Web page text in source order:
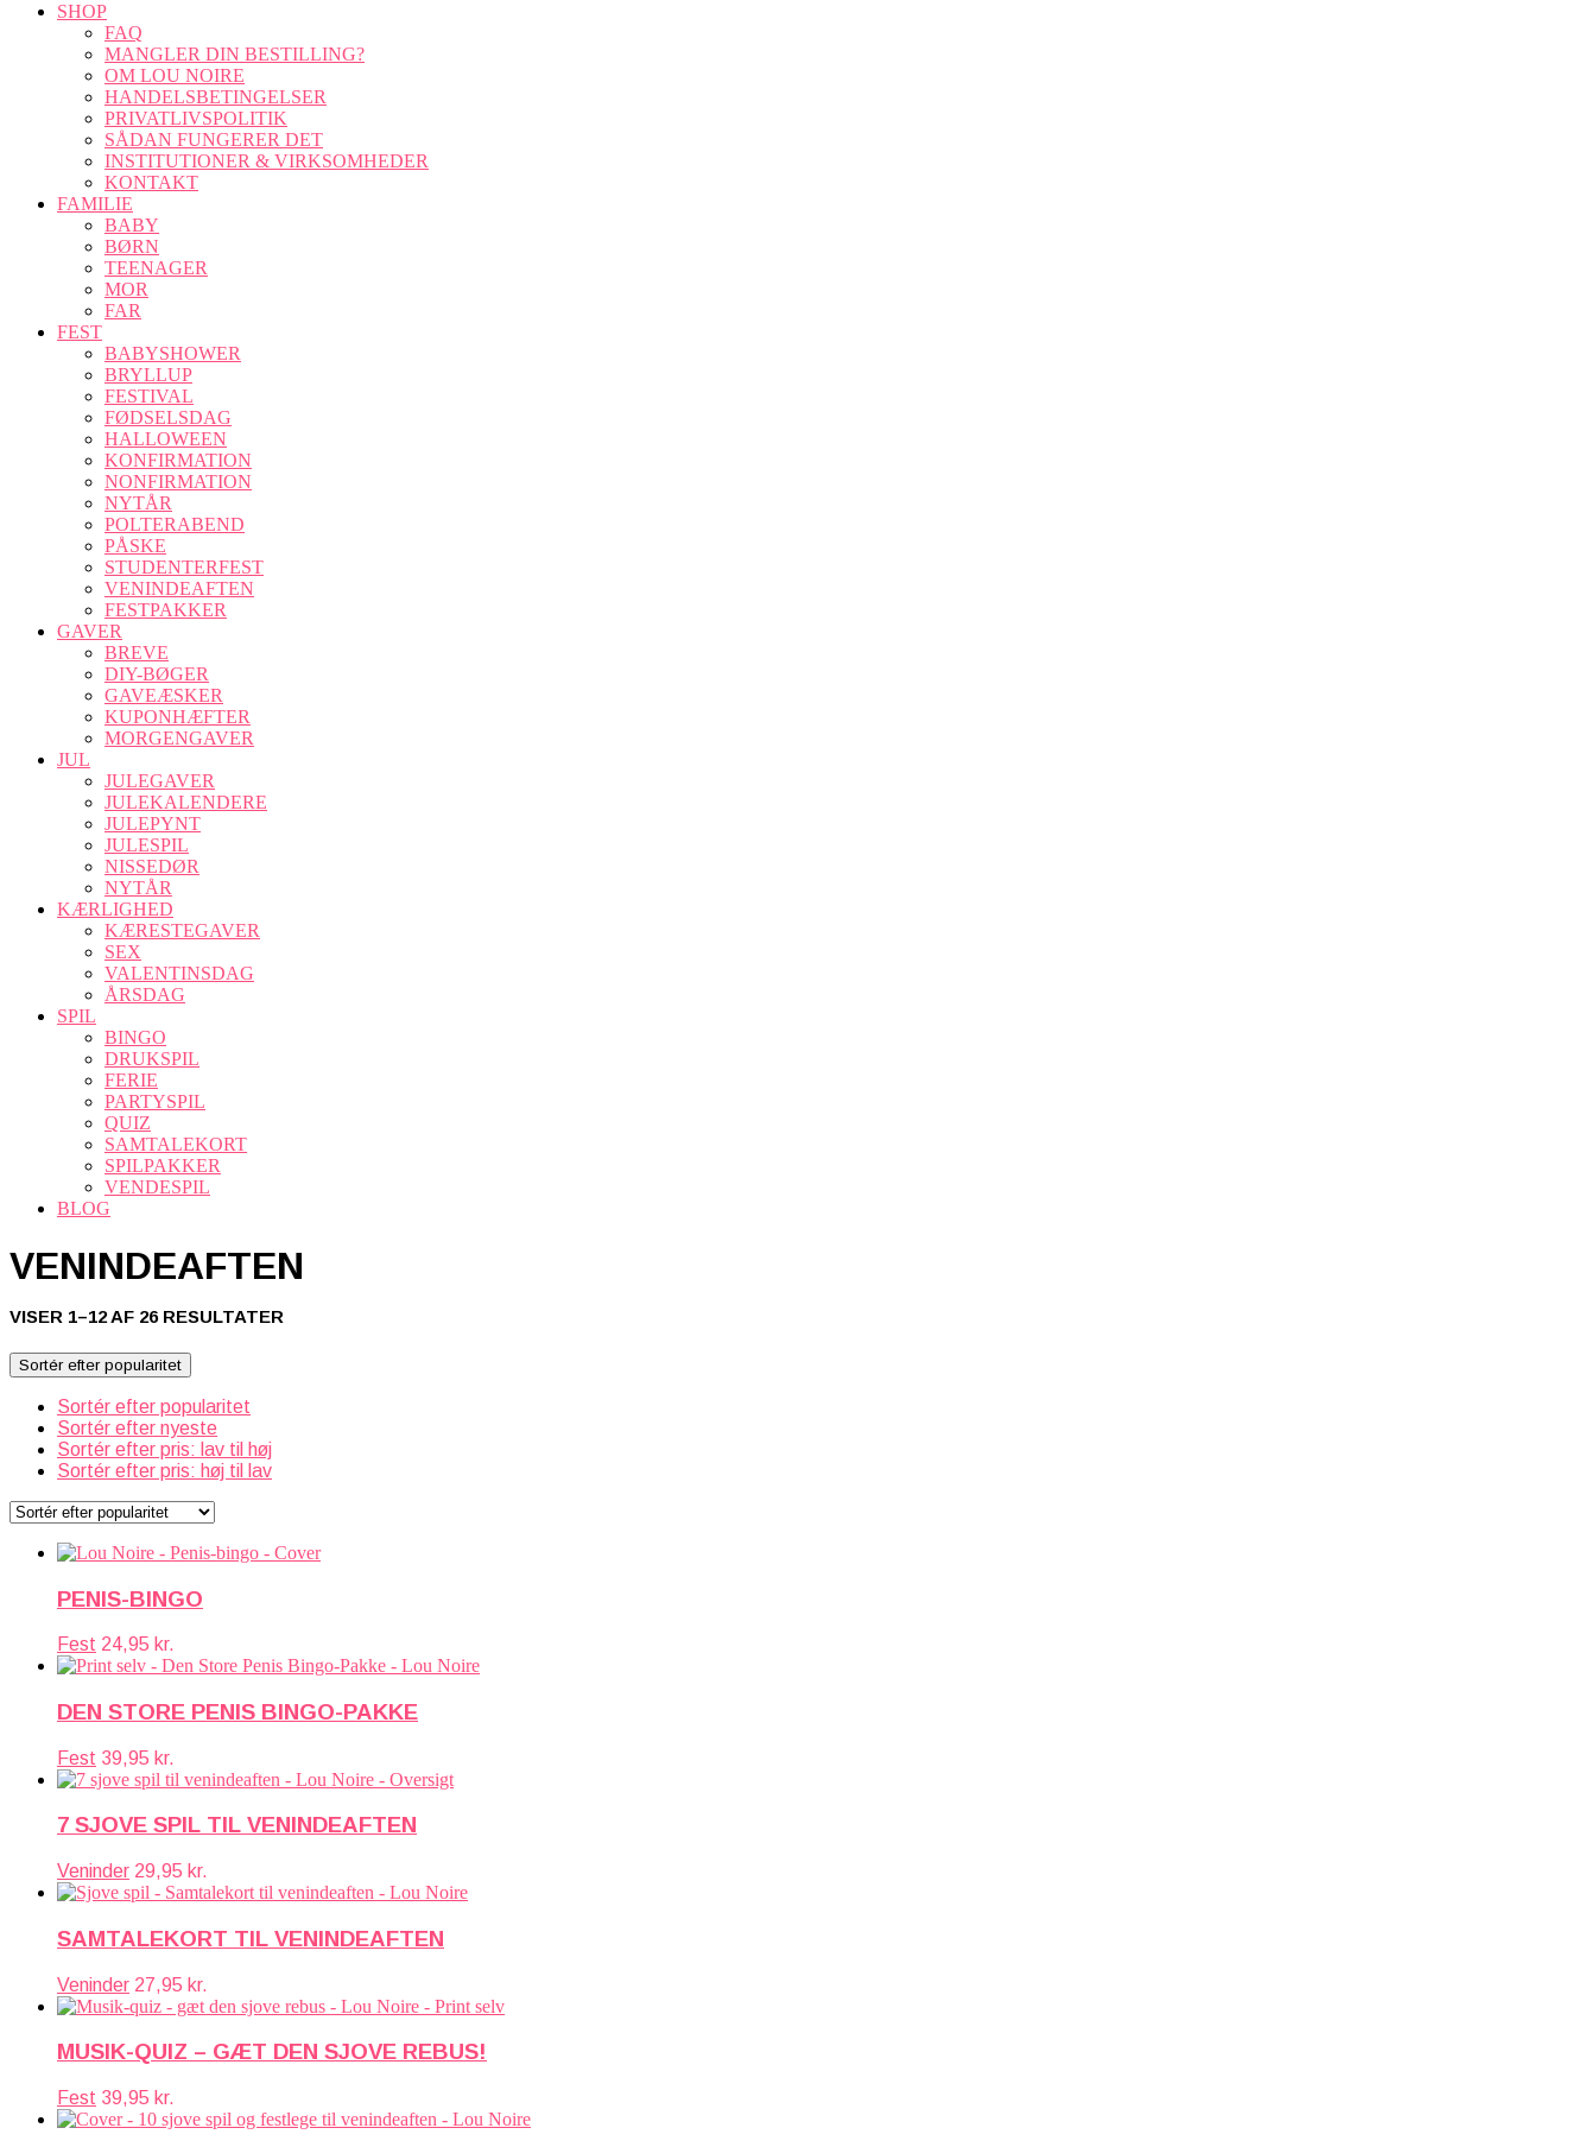
SHOP
FAQ
MANGLER DIN BESTILLING?
OM LOU NOIRE
HANDELSBETINGELSER
PRIVATLIVSPOLITIK
SÅDAN FUNGERER DET
INSTITUTIONER & VIRKSOMHEDER
KONTAKT
FAMILIE
BABY
BØRN
TEENAGER
MOR
FAR
FEST
BABYSHOWER
BRYLLUP
FESTIVAL
FØDSELSDAG
HALLOWEEN
KONFIRMATION
NONFIRMATION
NYTÅR
POLTERABEND
PÅSKE
STUDENTERFEST
VENINDEAFTEN
FESTPAKKER
GAVER
BREVE
DIY-BØGER
GAVEÆSKER
KUPONHÆFTER
MORGENGAVER
JUL
JULEGAVER
JULEKALENDERE
JULEPYNT
JULESPIL
NISSEDØR
NYTÅR
KÆRLIGHED
KÆRESTEGAVER
SEX
VALENTINSDAG
ÅRSDAG
SPIL
BINGO
DRUKSPIL
FERIE
PARTYSPIL
QUIZ
SAMTALEKORT
SPILPAKKER
VENDESPIL
BLOG
VENINDEAFTEN
VISER 1–12 AF 26 RESULTATER
Sortér efter popularitet
Sortér efter popularitet
Sortér efter nyeste
Sortér efter pris: lav til høj
Sortér efter pris: høj til lav
PENIS-BINGO
Fest 24,95 kr.
DEN STORE PENIS BINGO-PAKKE
Fest 39,95 kr.
7 SJOVE SPIL TIL VENINDEAFTEN
Veninder 29,95 kr.
SAMTALEKORT TIL VENINDEAFTEN
Veninder 27,95 kr.
MUSIK-QUIZ – GÆT DEN SJOVE REBUS!
Fest 39,95 kr.